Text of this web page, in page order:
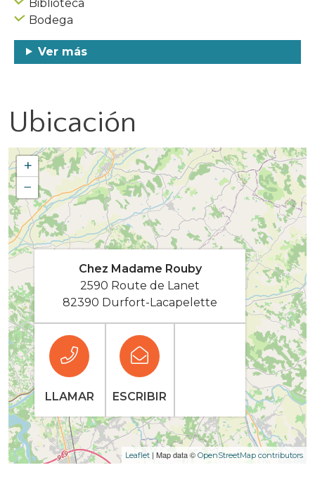
Biblioteca
Bodega
Ver más
Ubicación
+
−
Leaflet | Map data © OpenStreetMap contributors
Chez Madame Rouby
2590 Route de Lanet
82390 Durfort-Lacapelette
LLAMAR ESCRIBIR